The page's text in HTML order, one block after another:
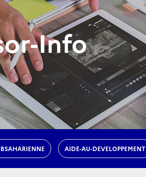
Info
AIDE-AU-DEVELOPPEMENT